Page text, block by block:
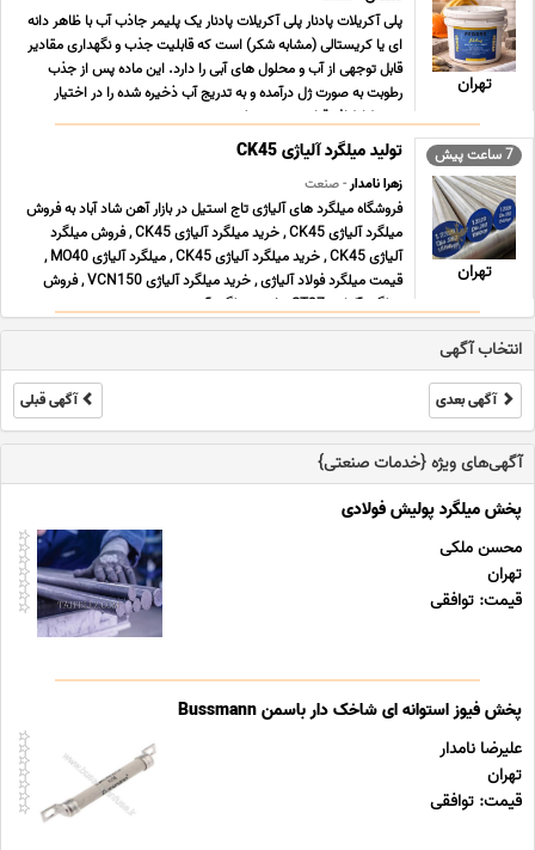
تهران
پلی آکریلات پادنار پلی آکریلات پادنار یک پلیمر جاذب آب با ظاهر دانه
ای یا کریستالی (مشابه شکر) است که قابلیت جذب و نگهداری مقادیر
قابل توجهی از آب و محلول های آبی را دارد. این ماده پس از جذب
رطوبت به صورت ژل درآمده و به تدریج آب ذخیره شده را در اختیار
محیط اطراف قرار می دهد. پلی ... ...
7 ساعت پیش
تهران
تولید میلگرد آلیاژی CK45
زهرا نامدار- صنعت
فروشگاه میلگرد های آلیاژی تاج استیل در بازار آهن شاد آباد به فروش
میلگرد آلیاژی CK45 , خرید میلگرد آلیاژی CK45 , فروش میلگرد
آلیاژی CK45 , خرید میلگرد آلیاژی CK45 , میلگرد آلیاژی MO40 ,
قیمت میلگرد فولاد آلیاژی , خرید میلگرد آلیاژی VCN150 , فروش
میلگرد آلیاژی ST37 , خرید میلگرد آ ... ...
انتخاب آگهی
آگهی بعدی آگهی قبلی
آگهی‌های ویژه {خدمات صنعتی}
پخش میلگرد پولیش فولادی
محسن ملکی
تهران
قیمت: توافقی
پخش فیوز استوانه ای شاخک دار باسمن Bussmann
علیرضا نامدار
تهران
قیمت: توافقی